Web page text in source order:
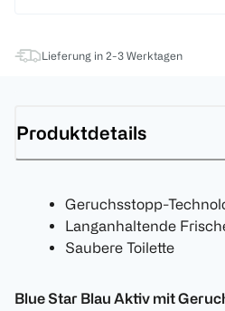
Lieferung in 2-3 Werktagen
Produktdetails
Geruchsstopp-
Langanhaltende
Saubere Toilette
Blue Star Blau Aktiv mit